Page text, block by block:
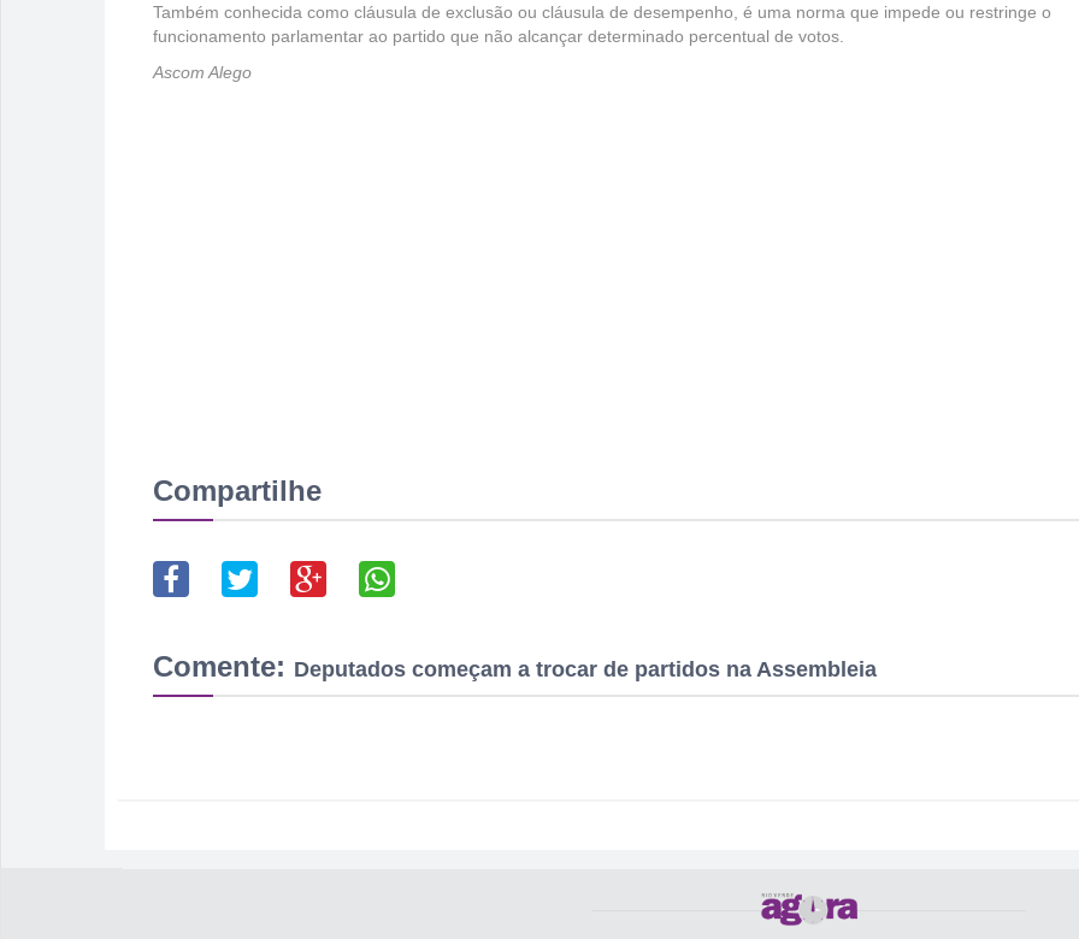
Também conhecida como cláusula de exclusão ou cláusula de desempenho, é uma norma que impede ou restringe o
funcionamento parlamentar ao partido que não alcançar determinado percentual de votos.
Ascom Alego
Compartilhe
Comente: Deputados começam a trocar de partidos na Assembleia